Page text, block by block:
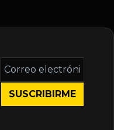
Correo
electrónico
*